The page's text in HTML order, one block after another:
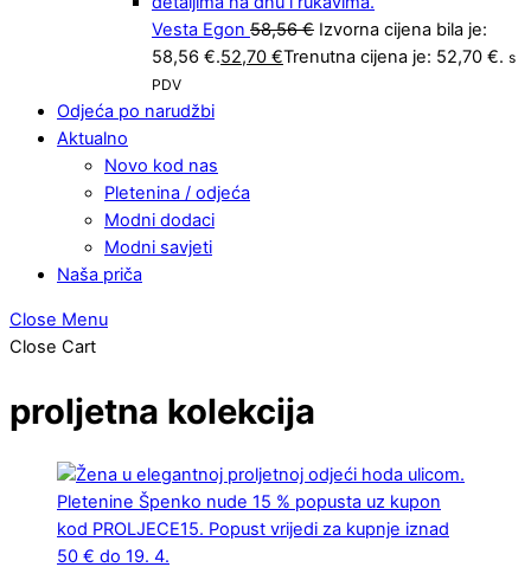
Vesta Egon 58,56€ Izvorna cijena bila je:
58,56 €.52,70 €Trenutna cijena je: 52,70 €. s
PDV
Odjeća po narudžbi
Aktualno
Novo kod nas
Pletenina / odjeća
Modni dodaci
Modni savjeti
Naša priča
Close Menu
Close Cart
proljetna kolekcija